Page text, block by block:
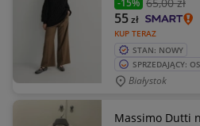
-15%
KUP TERAZ
55zł
STAN: NOWY
SPRZEDAJĄCY:
Białystok
Massimo Dutti